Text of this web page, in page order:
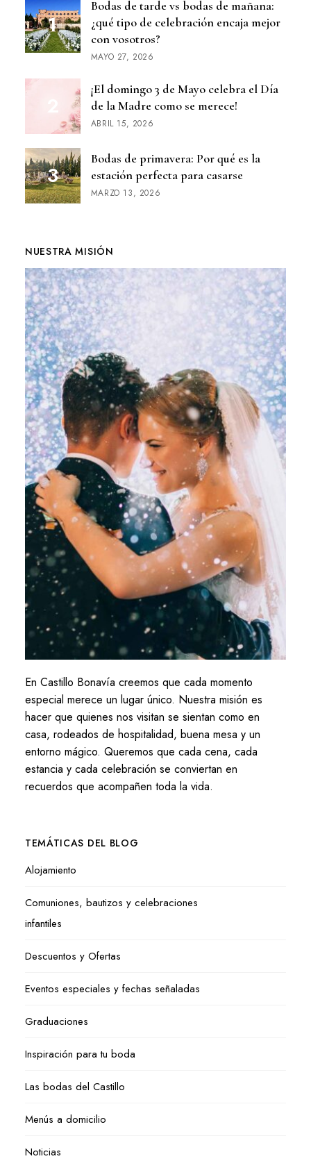
Bodas de tarde vs bodas de mañana:
¿qué tipo de celebración encaja mejor
con vosotros?
MAYO 27, 2026
¡El domingo 3 de Mayo celebra el Día
de la Madre como se merece!
ABRIL 15, 2026
Bodas de primavera: Por qué es la
estación perfecta para casarse
MARZO 13, 2026
NUESTRA MISIÓN
En Castillo Bonavía creemos que cada momento
especial merece un lugar único. Nuestra misión es
hacer que quienes nos visitan se sientan como en
casa, rodeados de hospitalidad, buena mesa y un
entorno mágico. Queremos que cada cena, cada
estancia y cada celebración se conviertan en
recuerdos que acompañen toda la vida.
TEMÁTICAS DEL BLOG
Alojamiento
Comuniones, bautizos y celebraciones
infantiles
Descuentos y Ofertas
Eventos especiales y fechas señaladas
Graduaciones
Inspiración para tu boda
Las bodas del Castillo
Menús a domicilio
Noticias